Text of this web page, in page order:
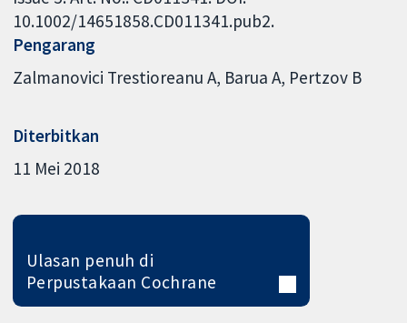
10.1002/14651858.CD011341.pub2.
Pengarang
Zalmanovici Trestioreanu A Barua A Pertzov B
Diterbitkan
11 Mei 2018
Ulasan penuh di
Perpustakaan Cochrane